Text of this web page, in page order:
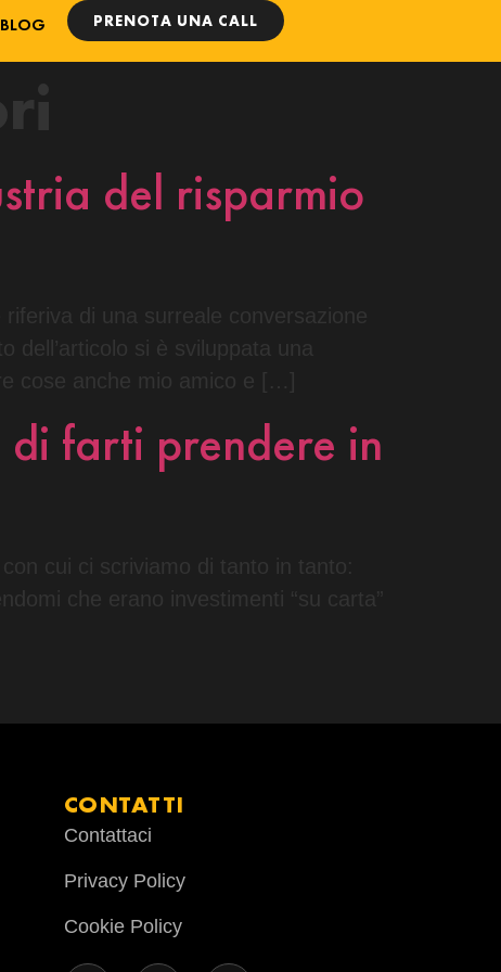
BLOG PRENOTA UNA CALL
del risparmio
di una surreale conversazione
si è sviluppata una
cose anche mio amico e […]
farti prendere in
cui ci scriviamo di tanto in tanto:
che erano investimenti “su carta”
CONTATTI
Contattaci
Privacy Policy
Cookie Policy